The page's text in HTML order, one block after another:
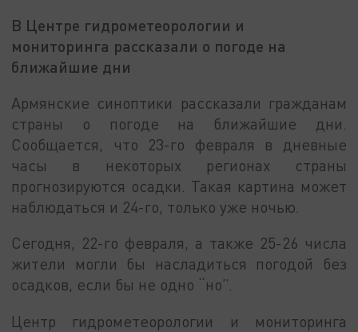
В Центре гидрометеорологии и
мониторинга рассказали о погоде на
ближайшие дни
Армянские синоптики рассказали гражданам
страны о погоде на ближайшие дни.
Сообщается, что 23-го февраля в дневные
часы в некоторых регионах страны
прогнозируются осадки. Такая картина может
наблюдаться и 24-го, только уже ночью.
Сегодня, 22-го февраля, а также 25-26 числа
жители могли бы насладиться погодой без
осадков, если бы не одно “но”.
Центр гидрометеорологии и мониторинга